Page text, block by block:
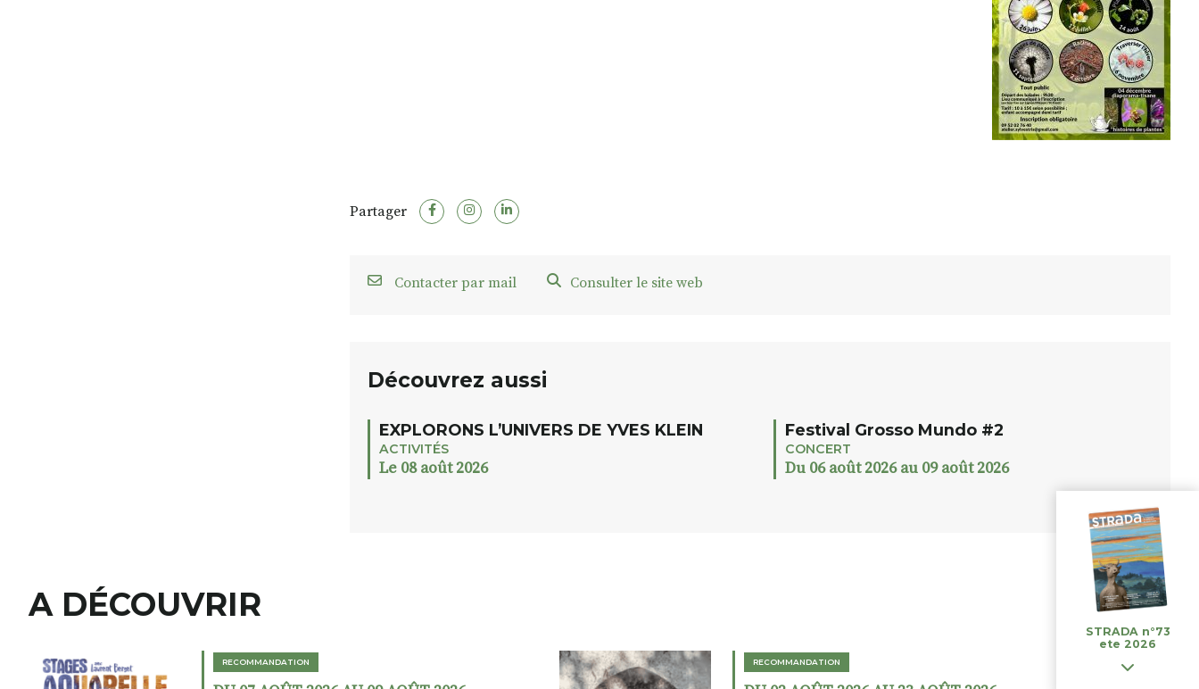
Partager
Contacter par mail Consulter le site web
Découvrez aussi
EXPLORONS L’UNIVERS DE YVES KLEIN
ACTIVITÉS
Le 08 août 2026
Festival Grosso Mundo #2
CONCERT
Du 06 août 2026 au 09 août 2026
A DÉCOUVRIR
RECOMMANDATION RECOMMANDATION
STRADA n°73
ete 2026